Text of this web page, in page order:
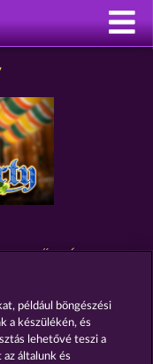
például böngészési
a készülékén, és
lehetővé teszi a
általunk és